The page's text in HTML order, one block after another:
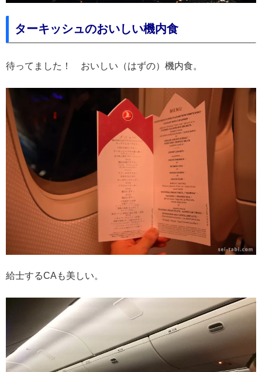
ターキッシュのおいしい機内食
待ってました！ おいしい（はずの）機内食。
給士するCAも美しい。